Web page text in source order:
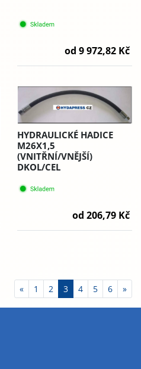
od 9 972,82 Kč
HYDRAULICKÉ HADICE
M26X1,5
(VNITŘNÍ/VNĚJŠÍ)
DKOL/CEL
od 206,79 Kč
« 1 2 3 4 5 6 »